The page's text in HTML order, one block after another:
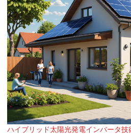
ハイブリッド太陽光発電インバータ